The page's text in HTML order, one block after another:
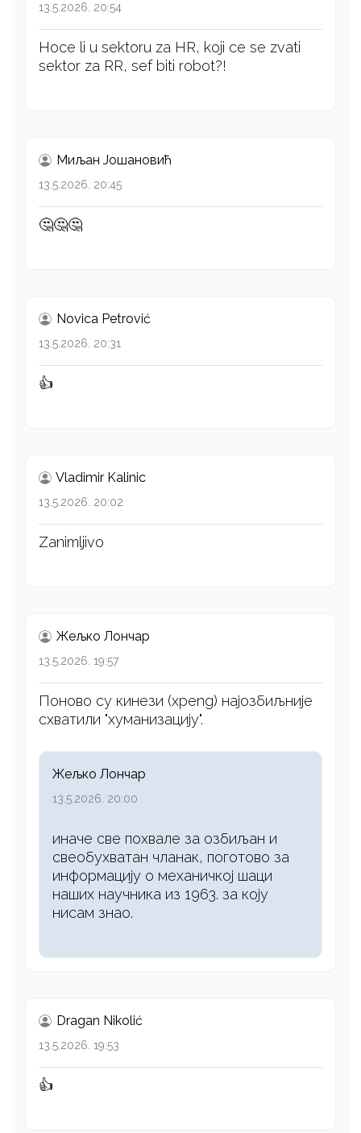
13.5.2026. 20:54
Hoce li u sektoru za HR, koji ce se zvati
sektor za RR, sef biti robot?!
Миљан Јошановић
13.5.2026. 20:45
🤔🤔🤔
Novica Petrović
13.5.2026. 20:31
👍
Vladimir Kalinic
13.5.2026. 20:02
Zanimljivo
Жељко Лончар
13.5.2026. 19:57
Поново су кинези (xpeng) најозбиљније
схватили "хуманизацију".
Жељко Лончар
13.5.2026. 20:00
иначе све похвале за озбиљан и
свеобухватан чланак, поготово за
информацију о механичкој шаци
наших научника из 1963. за коју
нисам знао.
Dragan Nikolić
13.5.2026. 19:53
👍